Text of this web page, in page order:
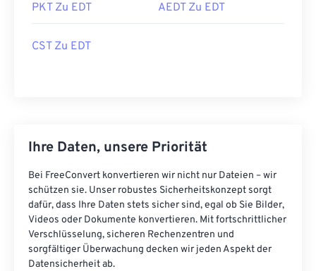
PKT Zu EDT AEDT Zu EDT
CST Zu EDT
Ihre Daten, unsere Priorität
Bei FreeConvert konvertieren wir nicht nur Dateien – wir
schützen sie. Unser robustes Sicherheitskonzept sorgt
dafür, dass Ihre Daten stets sicher sind, egal ob Sie Bilder,
Videos oder Dokumente konvertieren. Mit fortschrittlicher
Verschlüsselung, sicheren Rechenzentren und
sorgfältiger Überwachung decken wir jeden Aspekt der
Datensicherheit ab.